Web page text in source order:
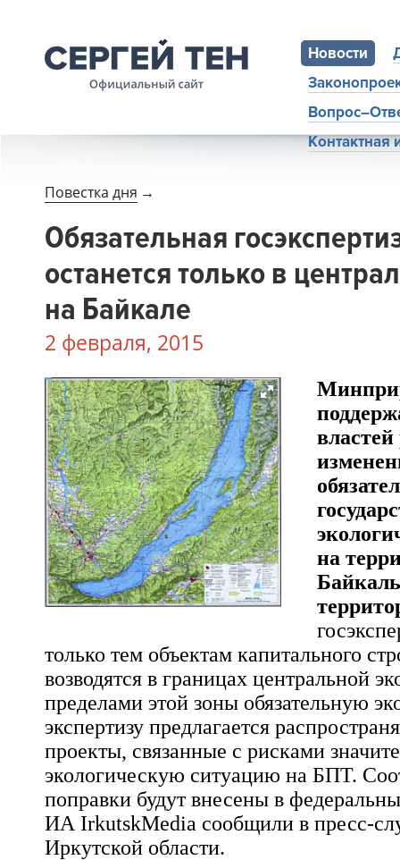
Новости
Повестка дня →
Обязательная
останется только в
на Байкале
2 февраля, 2015
властей
на
только тем объектам капитального
возводятся в границах центральной
пределами этой зоны обязательную
экспертизу предлагается
проекты, связанные с рисками
экологическую ситуацию на БПТ.
поправки будут внесены в
ИА IrkutskMedia сообщили в пресс-
Иркутской области.